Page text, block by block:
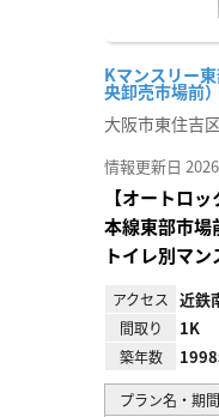
Kマンスリー
央卸売市場前
大阪市東住吉区
情報更新日
【オートロ
本線東部市場
トイレ別マン
アクセス 近鉄
間取り 1K
築年数
プラン名・期間